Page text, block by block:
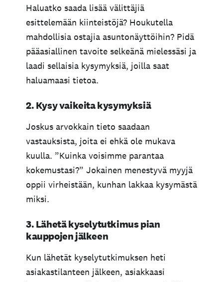
Haluatko saada lisää välittäjiä
esittelemään kiinteistöjä? Houkutella
mahdollisia ostajia asuntonäyttöihin? Pidä
pääasiallinen tavoite selkeänä mielessäsi ja
laadi sellaisia kysymyksiä, joilla saat
haluamaasi tietoa.
2. Kysy vaikeita kysymyksiä
Joskus arvokkain tieto saadaan
vastauksista, joita ei ehkä ole mukava
kuulla. ”Kuinka voisimme parantaa
kokemustasi?” Jokainen menestyvä myyjä
oppii virheistään, kunhan lakkaa kysymästä
miksi.
3. Lähetä kyselytutkimus pian
kauppojen jälkeen
Kun lähetät kyselytutkimuksen heti
asiakastilanteen jälkeen, asiakkaasi